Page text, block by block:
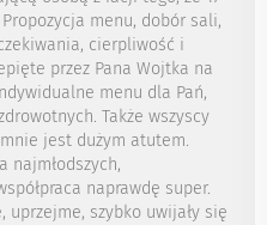
menu, dobór sali,
cierpliwość i
przez Pana Wojtka na
menu dla Pań,
Także wszyscy
jest dużym atutem.
najmłodszych,
naprawdę super.
uprzejme, szybko uwijały się